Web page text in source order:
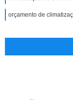
orçamento de